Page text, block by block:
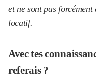
et ne sont pas
locatif.
Avec tes
referais ?